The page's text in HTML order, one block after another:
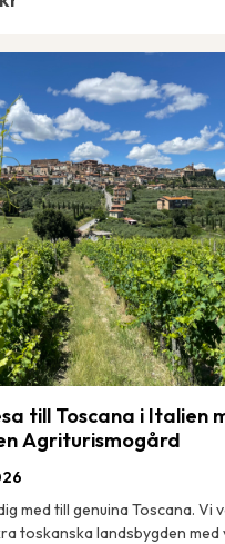
till Toscana i Italien
Agriturismogård
med till genuina Toscana. Vi
toskanska landsbygden med